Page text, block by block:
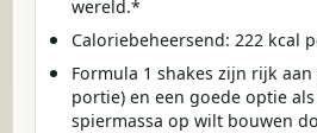
wereld.*
Caloriebeheersend: 222 kcal
Formula 1 shakes zijn rijk
portie) en een goede optie
spiermassa op wilt bouwen